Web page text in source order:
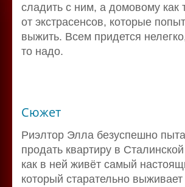
сладить с ним, а домовому как
от экстрасенсов, которые
выжить. Всем придется
то надо.
Сюжет
Риэлтор Элла безуспешно
продать квартиру в
как в ней живёт самый
который старательно